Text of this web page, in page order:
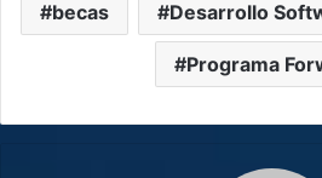
becas Desarrollo
Programa